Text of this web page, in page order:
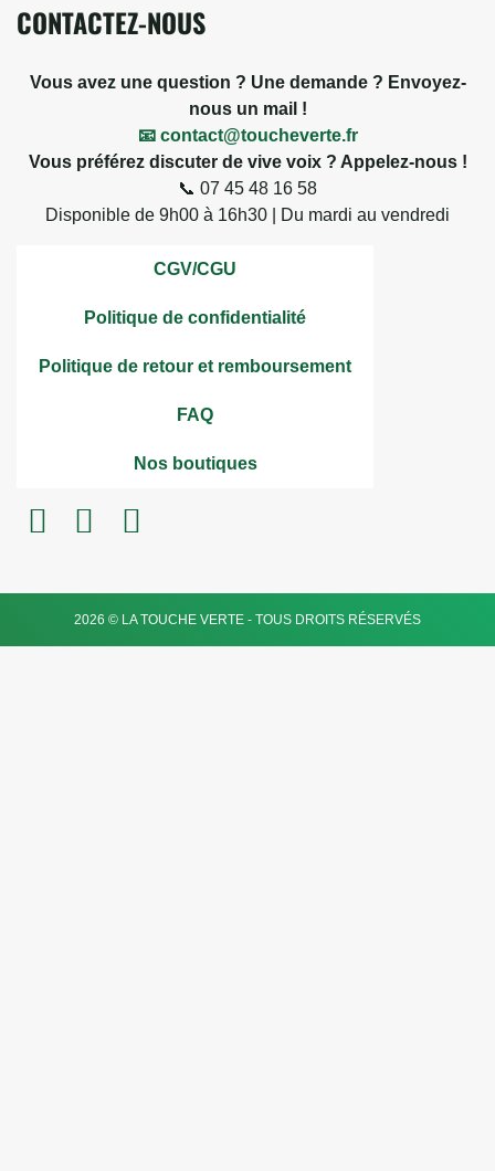
CONTACTEZ-NOUS
Vous avez une question ? Une demande ? Envoyez-
nous un mail !
📧 contact@toucheverte.fr
Vous préférez discuter de vive voix ? Appelez-nous !
📞 07 45 48 16 58
Disponible de 9h00 à 16h30 | Du mardi au vendredi
CGV/CGU
Politique de confidentialité
Politique de retour et remboursement
FAQ
Nos boutiques
2026 © LA TOUCHE VERTE - TOUS DROITS RÉSERVÉS